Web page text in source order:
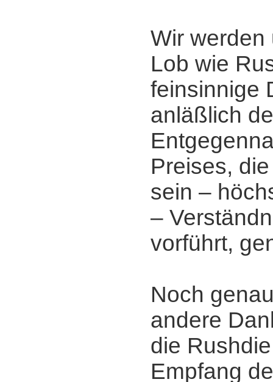
Wir werden
Lob wie
feinsinnige
anläßlich
Preises,
sein ‒
‒
vorführt,
Noch
andere
die
Empfang